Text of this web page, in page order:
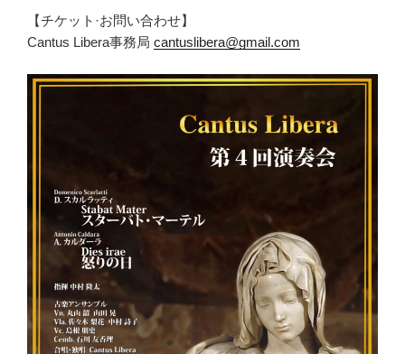
【チケット·お問い合わせ】
Cantus Libera事務局 cantuslibera@gmail.com